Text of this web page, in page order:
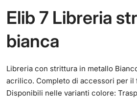
Elib 7 Libreria
bianca
Libreria con strittura in metallo
acrilico. Completo di accessori per il
Disponibili nelle varianti colore: